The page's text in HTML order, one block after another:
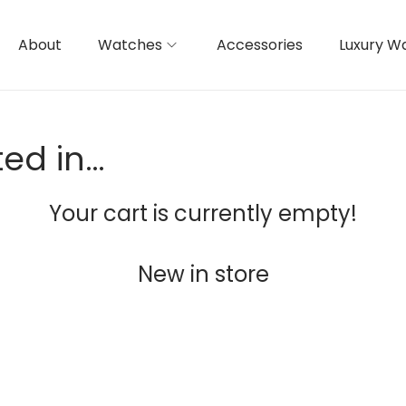
About Watches Accessories Luxury
in…
Your cart is currently empty!
New in store